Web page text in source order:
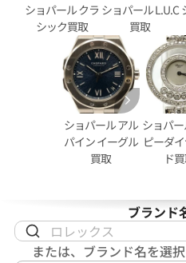
クラシック マークIII
ショパール クラ
シック買取
ショパール L.U.C
買取
ショパール アル
パイン イーグル
買取
ショパ
ピーダ
ド
ブランド
または、ブランド名を選